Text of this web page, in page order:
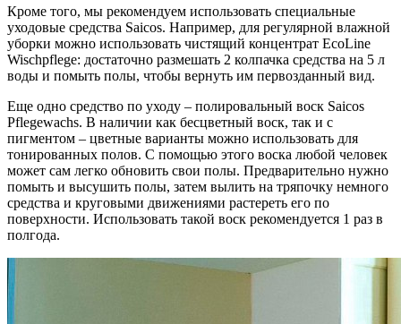
Кроме того, мы рекомендуем использовать специальные
уходовые средства Saicos. Например, для регулярной влажной
уборки можно использовать чистящий концентрат EcoLine
Wischpflegе: достаточно размешать 2 колпачка средства на 5 л
воды и помыть полы, чтобы вернуть им первозданный вид.
Еще одно средство по уходу – полировальный воск Saicos
Pflegewachs. В наличии как бесцветный воск, так и с
пигментом – цветные варианты можно использовать для
тонированных полов. С помощью этого воска любой человек
может сам легко обновить свои полы. Предварительно нужно
помыть и высушить полы, затем вылить на тряпочку немного
средства и круговыми движениями растереть его по
поверхности. Использовать такой воск рекомендуется 1 раз в
полгода.